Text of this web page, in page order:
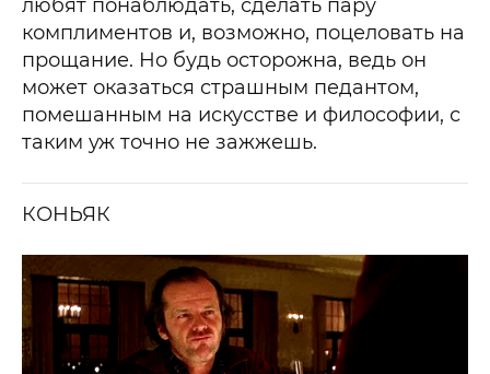
любят понаблюдать, сделать пару
комплиментов и, возможно, поцеловать на
прощание. Но будь осторожна, ведь он
может оказаться страшным педантом,
помешанным на искусстве и философии, с
таким уж точно не зажжешь.
КОНЬЯК